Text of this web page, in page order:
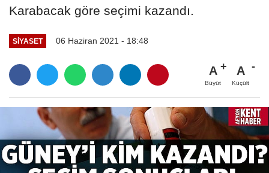
Karabacak göre seçimi kazandı.
SIYASET 06 Haziran 2021 - 18:48
A
Büyüt
A
Küçült